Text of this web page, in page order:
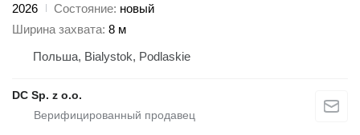
2026
Состояние новый
Ширина захвата 8 м
Польша, Bialystok, Podlaskie
DC Sp. z o.o.